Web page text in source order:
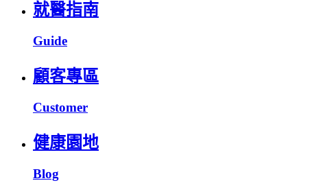
就醫指南
Guide
顧客專區
Customer
健康園地
Blog